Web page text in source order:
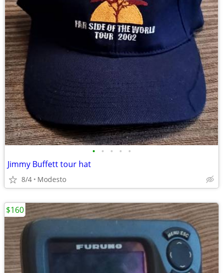
• • • • •
Jimmy Buffett tour hat
8/4 Modesto
$160